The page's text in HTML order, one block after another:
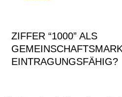
ZIFFER “1000” ALS
EINTRAGUNGSFÄHIG?